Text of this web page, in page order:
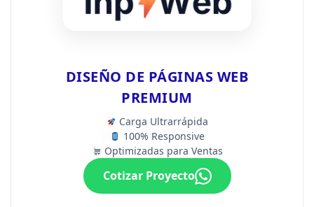
DISEÑO DE PÁGINAS WEB
PREMIUM
Carga Ultrarrápida
100% Responsive
Optimizadas para Ventas
Cotizar Proyecto